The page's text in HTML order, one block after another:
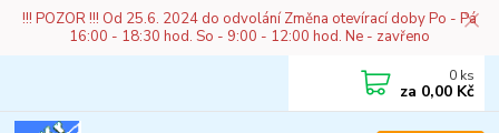
!!! POZOR !!! Od 25.6. 2024 do odvolání Změna otevírací doby Po - Pá
16:00 - 18:30 hod. So - 9:00 - 12:00 hod. Ne - zavřeno
0 ks
za 0,00 Kč